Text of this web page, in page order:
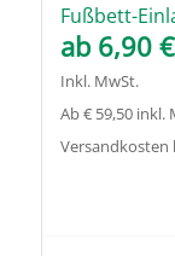
Fußbett-
ab 6,90 €
Inkl. MwSt.
Ab € 59,50
Versandkosten